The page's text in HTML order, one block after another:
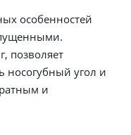
особенностей
позволяет
носогубный угол и
и